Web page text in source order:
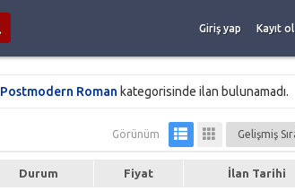
Giriş yap Kayıt ol
Postmodern Roman kategorisinde ilan bulunamadı.
Görünüm
Durum Fiyat İlan Tarihi